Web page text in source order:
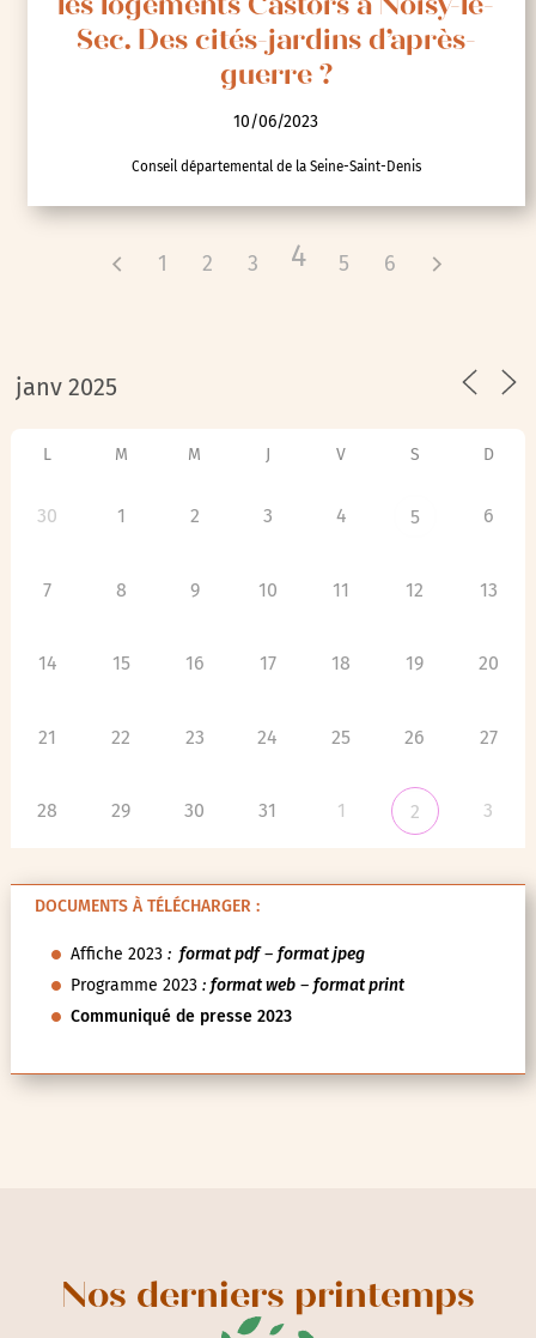
les logements Castors à Noisy-le-
Sec. Des cités-jardins d’après-
guerre ?
10/06/2023
Conseil départemental de la Seine-Saint-Denis
1 2 3 4 5 6
L M M J V S D
30 1 2 3 4 5 6
7 8 9 10 11 12 13
14 15 16 17 18 19 20
21 22 23 24 25 26 27
28 29 30 31 1 2 3
DOCUMENTS À TÉLÉCHARGER :
Affiche 2023: format pdf– format jpeg
Programme 2023 : format web– format print
Communiqué de presse 2023
Nos derniers printemps